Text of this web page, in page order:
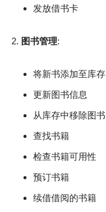
发放借书卡
图书管理:
将新书添加至库存
更新图书信息
从库存中移除图书
查找书籍
检查书籍可用性
预订书籍
续借借阅的书籍